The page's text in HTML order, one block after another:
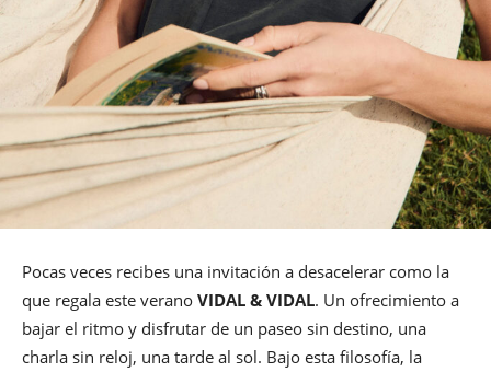
Pocas veces recibes una invitación a desacelerar como la
que regala este verano VIDAL & VIDAL. Un ofrecimiento a
bajar el ritmo y disfrutar de un paseo sin destino, una
charla sin reloj, una tarde al sol. Bajo esta filosofía, la